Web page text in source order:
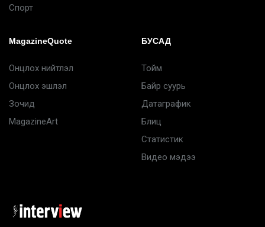
Спорт
MagazineQuote
Онцлох нийтлэл
Онцлох эшлэл
Зочид
MagazineArt
БУСАД
Тойм
Байр суурь
Датаграфик
Блиц
Статистик
Видео мэдээ